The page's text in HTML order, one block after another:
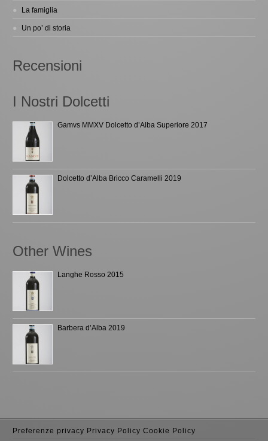
La famiglia
Un po’ di storia
Recensioni
I Nostri Dolcetti
Gamvs MMXV Dolcetto d’Alba Superiore 2017
Dolcetto d’Alba Bricco Caramelli 2019
Other Wines
Langhe Rosso 2015
Barbera d’Alba 2019
Preferenze privacy Privacy Policy Cookie Policy